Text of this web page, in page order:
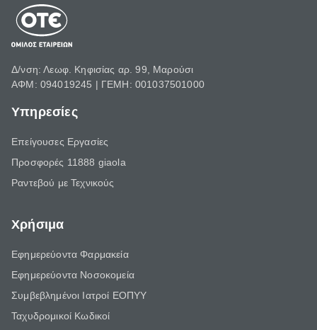
Δ/νση: Λεωφ. Κηφισίας αρ. 99, Μαρούσι
ΑΦΜ: 094019245 | ΓΕΜΗ: 001037501000
Υπηρεσίες
Επείγουσες Εργασίες
Προσφορές 11888 giaola
Ραντεβού με Τεχνικούς
Χρήσιμα
Εφημερεύοντα Φαρμακεία
Εφημερεύοντα Νοσοκομεία
Συμβεβλημένοι Ιατροί ΕΟΠΥΥ
Ταχυδρομικοί Κωδικοί